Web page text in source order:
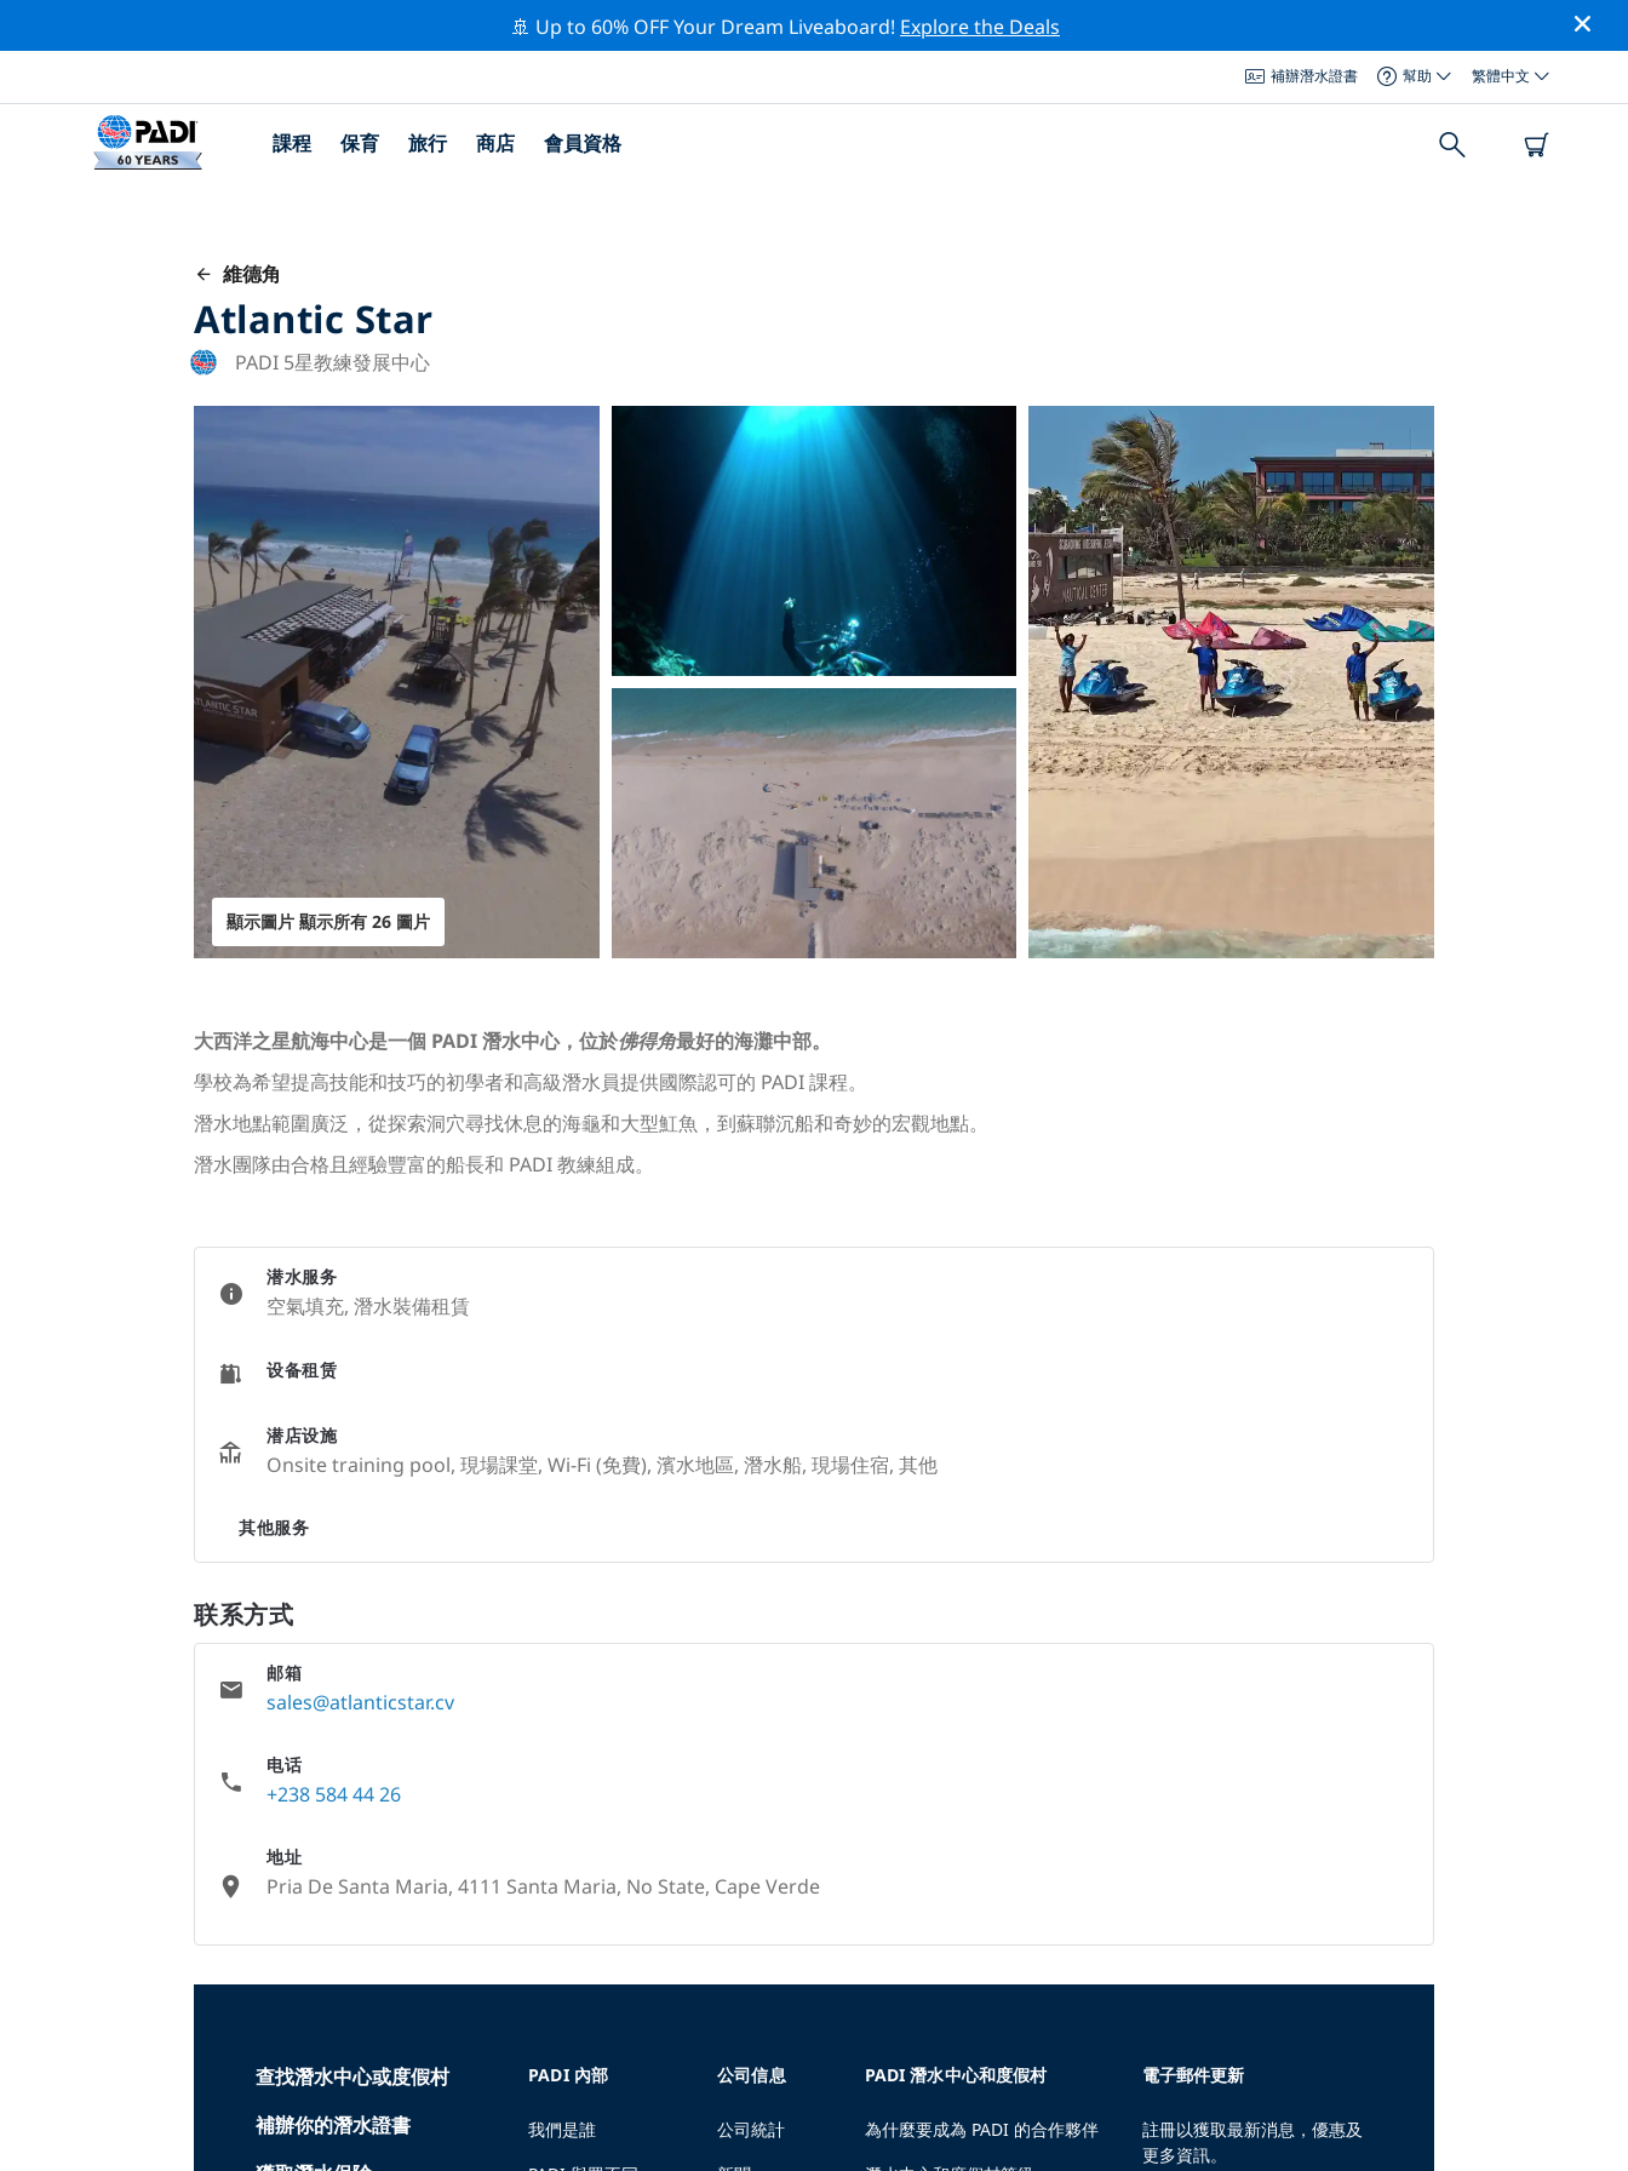
🚢 Up to 60% OFF Your Dream Liveaboard! Explore the Deals
補辦潛水證書 幫助 繁體中文
課程 保育 旅行 商店 會員資格
維德角
Atlantic Star
PADI 5星教練發展中心
顯示圖片 顯示所有 26 圖片
大西洋之星航海中心是一個 PADI 潛水中心，位於佛得角最好的海灘中部。
學校為希望提高技能和技巧的初學者和高級潛水員提供國際認可的 PADI 課程。
潛水地點範圍廣泛，從探索洞穴尋找休息的海龜和大型魟魚，到蘇聯沉船和奇妙的宏觀地點。
潛水團隊由合格且經驗豐富的船長和 PADI 教練組成。
潜水服务
空氣填充, 潛水裝備租賃
设备租赁
潜店设施
Onsite training pool, 現場課堂, Wi-Fi (免費), 濱水地區, 潛水船, 現場住宿, 其他
其他服务
联系方式
邮箱
sales@atlanticstar.cv
电话
+238 584 44 26
地址
Pria De Santa Maria, 4111 Santa Maria, No State, Cape Verde
查找潛水中心或度假村
補辦你的潛水證書
PADI 內部
我們是誰
公司信息
公司統計
PADI 潛水中心和度假村
為什麼要成為 PADI 的合作夥伴
電子郵件更新
註冊以獲取最新消息，優惠及
更多資訊。